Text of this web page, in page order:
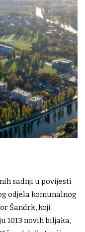
sadnji u povijesti
odjela komunalnog
Šandrk, koji
1013 novih biljaka,